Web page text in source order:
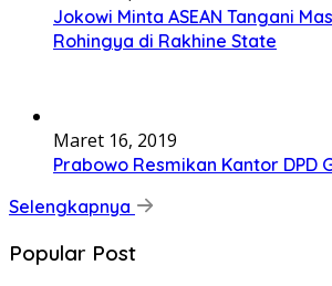
Jokowi Minta ASEAN Tangani
Rohingya di Rakhine State
Maret 16, 2019
Prabowo Resmikan Kantor DPD
Selengkapnya
Popular Post